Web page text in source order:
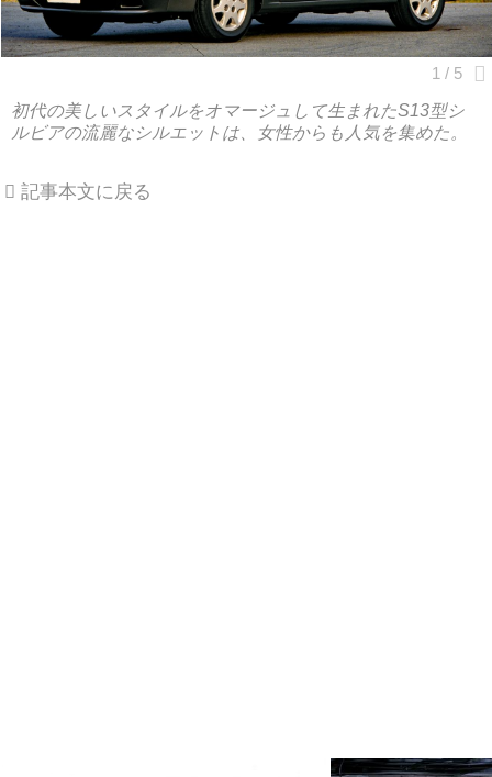
初代の美しいスタイルをオマージュして生まれたS13型シ
ルビアの流麗なシルエットは、女性からも人気を集めた。
記事本文に戻る